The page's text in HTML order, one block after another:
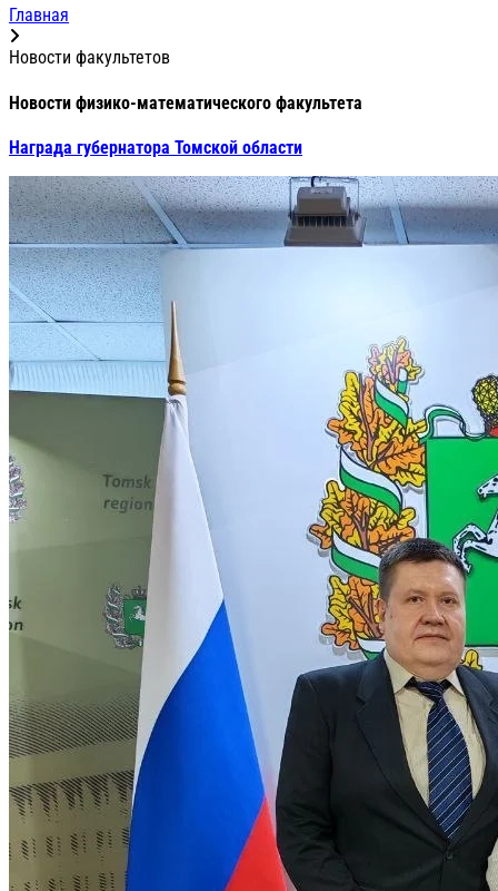
Главная
Новости факультетов
Новости физико-математического факультета
Награда губернатора Томской области